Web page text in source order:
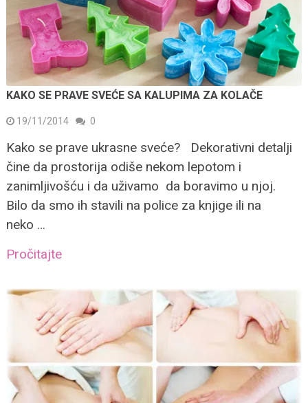
KAKO SE PRAVE SVEĆE SA KALUPIMA ZA KOLAČE
19/11/2014 0
Kako se prave ukrasne sveće? Dekorativni detalji
čine da prostorija odiše nekom lepotom i
zanimljivošću i da uživamo da boravimo u njoj.
Bilo da smo ih stavili na police za knjige ili na
neko …
Pročitajte